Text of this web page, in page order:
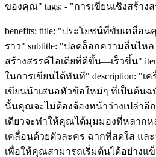
ของคุณ" tags: - "การเขียนเชิงสร้าง
benefits: title: "ประโยชน์ที่ขับเคลื่อ
ราว" subtitle: "ปลดล็อกความลื่นไห
สร้างสรรค์ไอเดียที่ดีขึ้น—เร็วขึ้น"
ในการเขียนได้ทันที" description: "เ
เขียนนำเสนอหัวข้อใหม่ๆ ที่เป็นต้น
นั้นคุณจะไม่ต้องจ้องหน้าว่างเปล่าอี
เดียวจะทำให้คุณได้มุมมองที่หลาก
เคลื่อนด้วยตัวละคร ฉากที่สดใส แล
เพื่อให้คุณสามารถเริ่มต้นได้อย่างแ